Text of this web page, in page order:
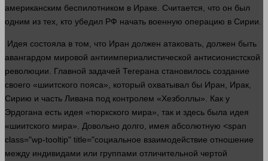
американским беспилотником в Ираке. Считается, что он был
одним из тех, кто убедил РФ начать военную операцию в Сирии.
Идея состояла в том, что Иран должен атаковать, должен быть
авангардом мировой антиимпериалистической антисионистской
революции. Главной задачей Тегерана становилось создание
своего «шиитского пояса», который охватывал бы Иран, Ирак,
Сирию и часть Ливана под контролем «Хезболлы». Как у
Эрдогана есть идея «тюркского мира», так и здесь была идея
«шиитского мира». Довольно долго , имея абсолютную <span
class="wp-tooltip" title="социальное взаимодействие отношение
между индивидами или группами отличительной чертой